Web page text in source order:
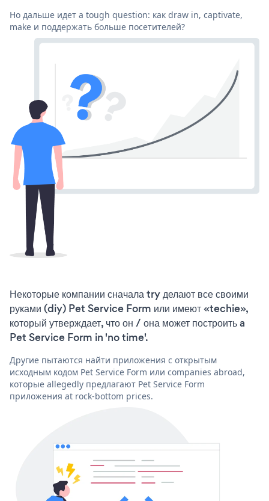
Но дальше идет a tough question: как draw in, captivate,
make и поддержать больше посетителей?
Некоторые компании сначала try делают все своими
руками (diy) Pet Service Form или имеют «techie»,
который утверждает, что он / она может построить a
Pet Service Form in 'no time'.
Другие пытаются найти приложения с открытым
исходным кодом Pet Service Form или companies abroad,
которые allegedly предлагают Pet Service Form
приложения at rock-bottom prices.